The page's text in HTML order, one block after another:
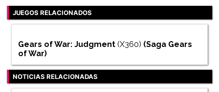
JUEGOS RELACIONADOS
Gears of War: Judgment (X360) (Saga Gears
of War)
NOTICIAS RELACIONADAS